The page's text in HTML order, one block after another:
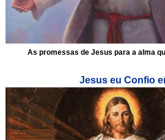
As promessas de Jesus para a alma
Jesus eu Confio